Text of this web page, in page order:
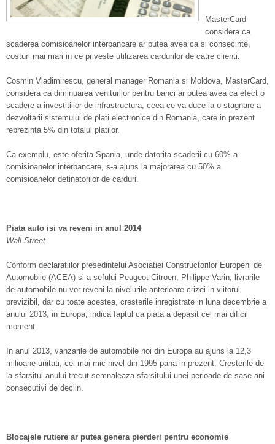
MasterCard
considera ca
scaderea comisioanelor interbancare ar putea avea ca si consecinte,
costuri mai mari in ce priveste utilizarea cardurilor de catre clienti.
Cosmin Vladimirescu, general manager Romania si Moldova, MasterCard,
considera ca diminuarea veniturilor pentru banci ar putea avea ca efect o
scadere a investitiilor de infrastructura, ceea ce va duce la o stagnare a
dezvoltarii sistemului de plati electronice din Romania, care in prezent
reprezinta 5% din totalul platilor.
Ca exemplu, este oferita Spania, unde datorita scaderii cu 60% a
comisioanelor interbancare, s-a ajuns la majorarea cu 50% a
comisioanelor detinatorilor de carduri.
Piata auto isi va reveni in anul 2014
Wall Street
Conform declaratiilor presedintelui Asociatiei Constructorilor Europeni de
Automobile (ACEA) si a sefului Peugeot-Citroen, Philippe Varin, livrarile
de automobile nu vor reveni la nivelurile anterioare crizei in viitorul
previzibil, dar cu toate acestea, cresterile inregistrate in luna decembrie a
anului 2013, in Europa, indica faptul ca piata a depasit cel mai dificil
moment.
In anul 2013, vanzarile de automobile noi din Europa au ajuns la 12,3
milioane unitati, cel mai mic nivel din 1995 pana in prezent. Cresterile de
la sfarsitul anului trecut semnaleaza sfarsitului unei perioade de sase ani
consecutivi de declin.
Blocajele rutiere ar putea genera pierderi pentru economie